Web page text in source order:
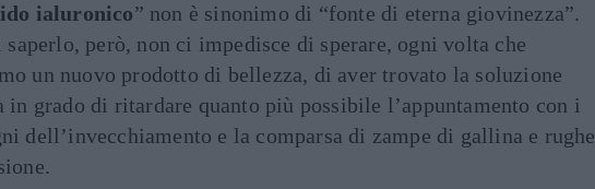
ialuronico” non è sinonimo di “fonte di eterna giovinezza”.
però, non ci impedisce di sperare, ogni volta che
un nuovo prodotto di bellezza, di aver trovato la soluzione
grado di ritardare quanto più possibile l’appuntamento con i
dell’invecchiamento e la comparsa di zampe di gallina e rughe